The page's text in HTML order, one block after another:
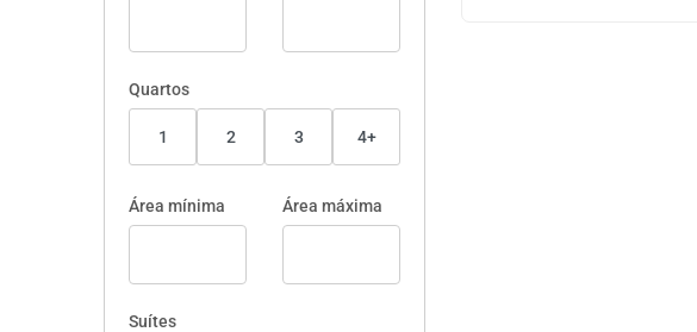
Quartos
1 2 3 4+
Área mínima Área máxima
Suítes